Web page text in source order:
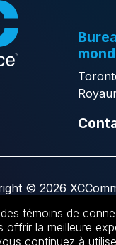
© 2026
Site Web par
EN
témoins de
offrir la meilleure
continuez à